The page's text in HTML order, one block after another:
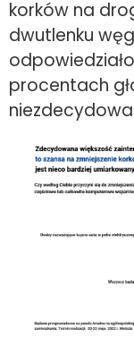
korków na
dwutlenku
procentach